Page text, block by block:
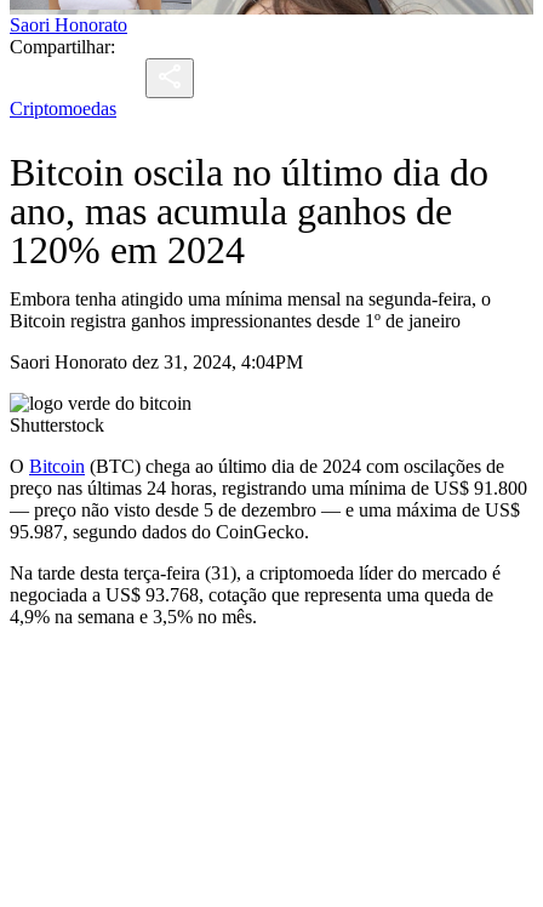
Saori Honorato
Compartilhar:
Criptomoedas
Bitcoin oscila no último dia do
ano, mas acumula ganhos de
120% em 2024
Embora tenha atingido uma mínima mensal na segunda-feira, o
Bitcoin registra ganhos impressionantes desde 1º de janeiro
Saori Honorato dez 31, 2024, 4:04PM
Shutterstock
O Bitcoin (BTC) chega ao último dia de 2024 com oscilações de
preço nas últimas 24 horas, registrando uma mínima de US$ 91.800
— preço não visto desde 5 de dezembro — e uma máxima de US$
95.987, segundo dados do CoinGecko.
Na tarde desta terça-feira (31), a criptomoeda líder do mercado é
negociada a US$ 93.768, cotação que representa uma queda de
4,9% na semana e 3,5% no mês.